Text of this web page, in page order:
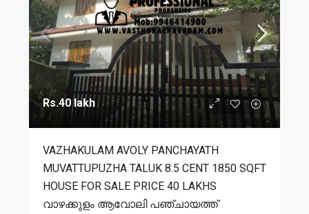
Rs.40 lakh
VAZHAKULAM AVOLY PANCHAYATH
MUVATTUPUZHA TALUK 8.5 CENT 1850 SQFT
HOUSE FOR SALE PRICE 40 LAKHS
വാഴക്കുളം ആവോലി പഞ്ചായത്ത്